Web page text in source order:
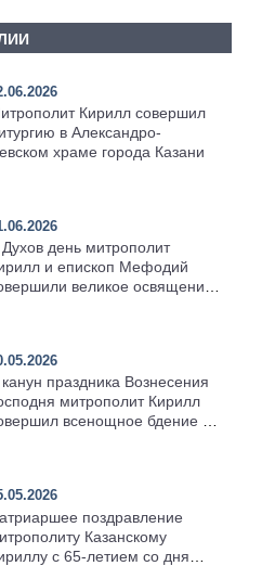
Кирилл совершил
в Александро-
храме города Казани
день митрополит
и епископ Мефодий
великое освящение
праздника Вознесения
митрополит Кирилл
всенощное бдение в
поздравление
Казанскому
с 65-летием со дня